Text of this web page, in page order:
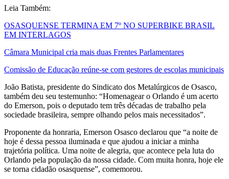
Leia Também:
OSASQUENSE TERMINA EM 7º NO SUPERBIKE BRASIL
EM INTERLAGOS
Câmara Municipal cria mais duas Frentes Parlamentares
Comissão de Educação reúne-se com gestores de escolas municipais
João Batista, presidente do Sindicato dos Metalúrgicos de Osasco,
também deu seu testemunho: “Homenagear o Orlando é um acerto
do Emerson, pois o deputado tem três décadas de trabalho pela
sociedade brasileira, sempre olhando pelos mais necessitados”.
Proponente da honraria, Emerson Osasco declarou que “a noite de
hoje é dessa pessoa iluminada e que ajudou a iniciar a minha
trajetória política. Uma noite de alegria, que acontece pela luta do
Orlando pela população da nossa cidade. Com muita honra, hoje ele
se torna cidadão osasquense”, comemorou.